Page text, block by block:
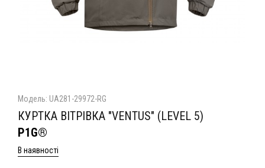
Модель: UA281-29972-RG
КУРТКА ВІТРІВКА "VENTUS" (LEVEL 5)
P1G®
В наявності